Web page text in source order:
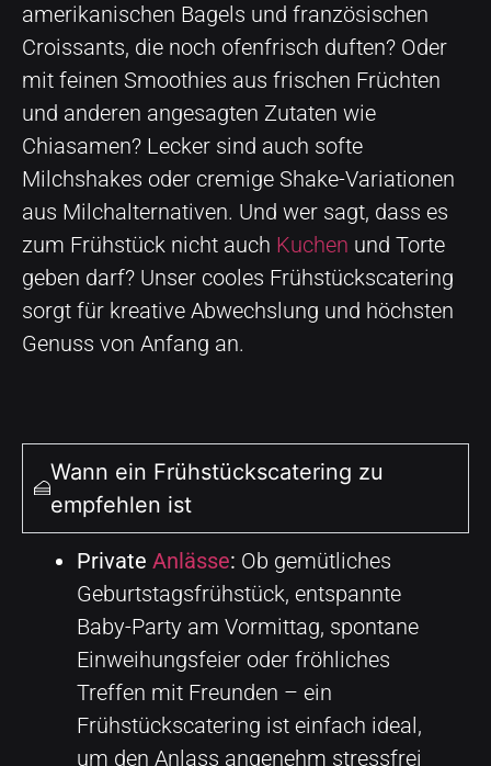
amerikanischen Bagels und französischen
Croissants, die noch ofenfrisch duften? Oder
mit feinen Smoothies aus frischen Früchten
und anderen angesagten Zutaten wie
Chiasamen? Lecker sind auch softe
Milchshakes oder cremige Shake-Variationen
aus Milchalternativen. Und wer sagt, dass es
zum Frühstück nicht auch Kuchen und Torte
geben darf? Unser cooles Frühstückscatering
sorgt für kreative Abwechslung und höchsten
Genuss von Anfang an.
Wann ein Frühstückscatering zu
empfehlen ist
Private Anlässe: Ob gemütliches
Geburtstagsfrühstück, entspannte
Baby-Party am Vormittag, spontane
Einweihungsfeier oder fröhliches
Treffen mit Freunden – ein
Frühstückscatering ist einfach ideal,
um den Anlass angenehm stressfrei